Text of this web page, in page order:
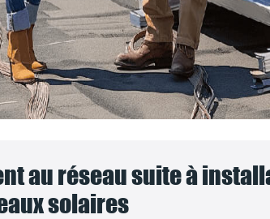
au réseau suite à
solaires